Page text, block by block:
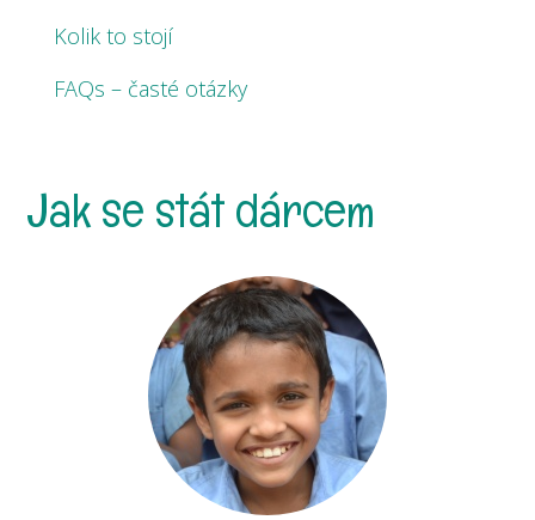
Kolik to stojí
FAQs – časté otázky
Jak se stát dárcem